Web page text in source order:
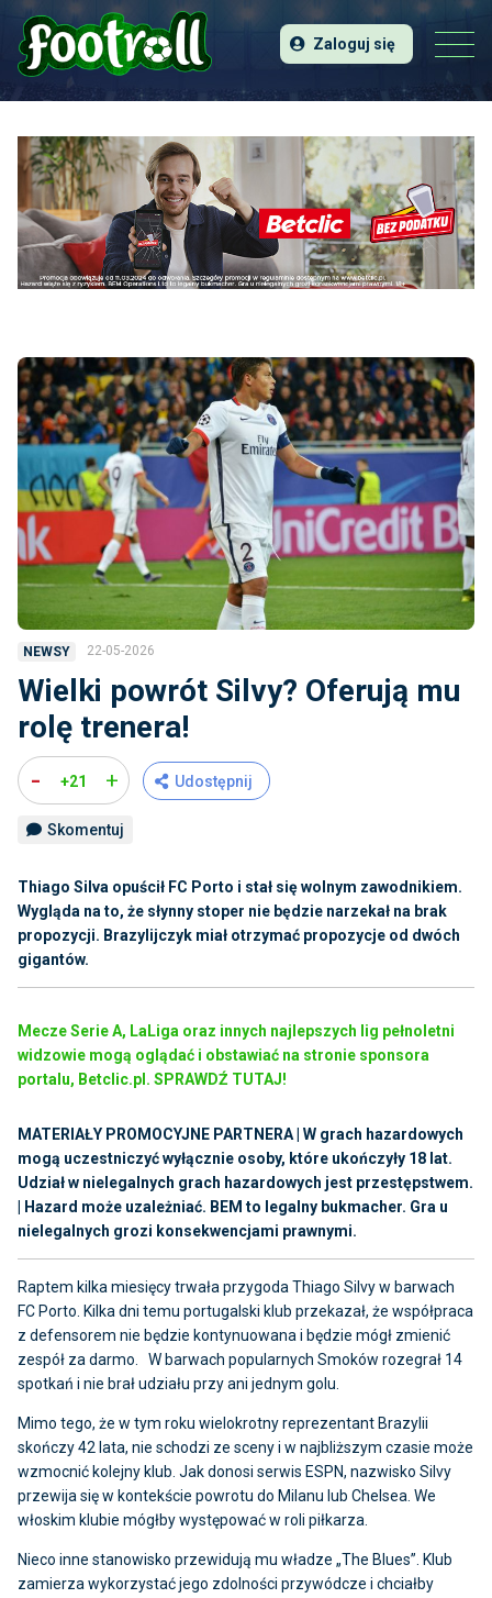
Zaloguj się
NEWSY 22-05-2026
Wielki powrót Silvy? Oferują mu
rolę trenera!
- +21 + Udostępnij
Skomentuj
Thiago Silva opuścił FC Porto i stał się wolnym zawodnikiem.
Wygląda na to, że słynny stoper nie będzie narzekał na brak
propozycji. Brazylijczyk miał otrzymać propozycje od dwóch
gigantów.
Mecze Serie A, LaLiga oraz innych najlepszych lig pełnoletni
widzowie mogą oglądać i obstawiać na stronie sponsora
portalu, Betclic.pl. SPRAWDŹ TUTAJ!
MATERIAŁY PROMOCYJNE PARTNERA | W grach hazardowych
mogą uczestniczyć wyłącznie osoby, które ukończyły 18 lat.
Udział w nielegalnych grach hazardowych jest przestępstwem.
| Hazard może uzależniać. BEM to legalny bukmacher. Gra u
nielegalnych grozi konsekwencjami prawnymi.
Raptem kilka miesięcy trwała przygoda Thiago Silvy w barwach
FC Porto. Kilka dni temu portugalski klub przekazał, że współpraca
z defensorem nie będzie kontynuowana i będzie mógł zmienić
zespół za darmo. W barwach popularnych Smoków rozegrał 14
spotkań i nie brał udziału przy ani jednym golu.
Mimo tego, że w tym roku wielokrotny reprezentant Brazylii
skończy 42 lata, nie schodzi ze sceny i w najbliższym czasie może
wzmocnić kolejny klub. Jak donosi serwis ESPN, nazwisko Silvy
przewija się w kontekście powrotu do Milanu lub Chelsea. We
włoskim klubie mógłby występować w roli piłkarza.
Nieco inne stanowisko przewidują mu władze „The Blues”. Klub
zamierza wykorzystać jego zdolności przywódcze i chciałby